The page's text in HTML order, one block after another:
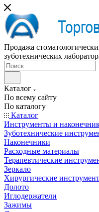
Продажа
зуботехнических
Каталог
По всему сайту
По каталогу
Каталог
Инструменты и
Зуботехнические
Наконечники
Расходные материалы
Терапевтические
Зеркало
Хирургические
Долото
Иглодержатели
Зажимы